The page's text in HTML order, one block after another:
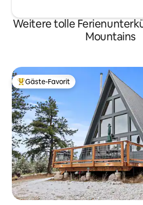
Weitere tolle
Mountains
Beliebter Gäste-Favorit.
Gäste-Favorit